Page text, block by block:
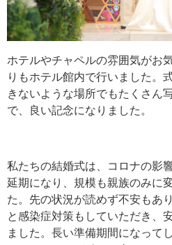
ホテルやチャペルの雰囲気がお
りもホテル館内で行いました。
きないような場所でもたくさん
で、良い記念になりました。
私たちの結婚式は、コロナの影
延期になり、規模も親族のみに
た。先の状況が読めず不安もあ
と感染症対策もしていただき、
ました。長い準備期間になって